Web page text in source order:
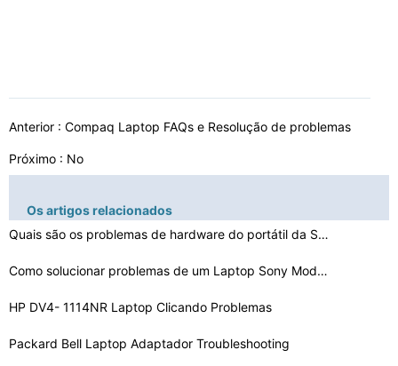
Anterior : Compaq Laptop FAQs e Resolução de problemas
Próximo : No
Os artigos relacionados
Quais são os problemas de hardware do portátil da Son…
Como solucionar problemas de um Laptop Sony Modelo PCG-
HP DV4- 1114NR Laptop Clicando Problemas
Packard Bell Laptop Adaptador Troubleshooting